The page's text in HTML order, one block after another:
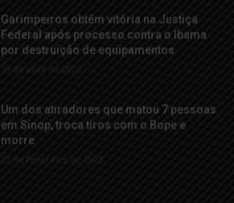
Garimpeiros obtêm vitória na Justiça
Federal após processo contra o Ibama
por destruição de equipamentos
19 de abril de 2023
Um dos atiradores que matou 7 pessoas
em Sinop, troca tiros com o Bope e
morre
22 de fevereiro de 2023